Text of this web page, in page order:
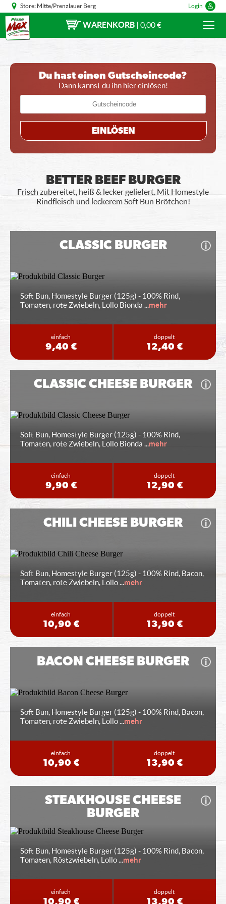
Store: Mitte/Prenzlauer Berg Login
WARENKORB | 0,00 €
Du hast einen Gutscheincode?
Dann kannst du ihn hier einlösen!
EINLÖSEN
BETTER BEEF BURGER
Frisch zubereitet, heiß & lecker geliefert. Mit Homestyle
Rindfleisch und leckerem Soft Bun Brötchen!
CLASSIC BURGER
Soft Bun, Homestyle Burger (125g) - 100% Rind,
Tomaten, rote Zwiebeln, Lollo Bionda ...mehr
einfach
9,40 €
doppelt
12,40 €
CLASSIC CHEESE BURGER
Soft Bun, Homestyle Burger (125g) - 100% Rind,
Tomaten, rote Zwiebeln, Lollo Bionda ...mehr
einfach
9,90 €
doppelt
12,90 €
CHILI CHEESE BURGER
Soft Bun, Homestyle Burger (125g) - 100% Rind, Bacon,
Tomaten, rote Zwiebeln, Lollo...mehr
einfach
10,90 €
doppelt
13,90 €
BACON CHEESE BURGER
Soft Bun, Homestyle Burger (125g) - 100% Rind, Bacon,
Tomaten, rote Zwiebeln, Lollo...mehr
einfach
10,90 €
doppelt
13,90 €
STEAKHOUSE CHEESE
BURGER
Soft Bun, Homestyle Burger (125g) - 100% Rind, Bacon,
Tomaten, Röstzwiebeln, Lollo...mehr
einfach
10,90 €
doppelt
13,90 €